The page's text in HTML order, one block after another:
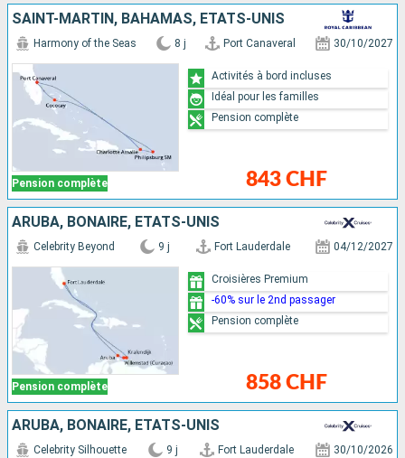
SAINT-MARTIN, BAHAMAS, ÉTATS-UNIS
Pension complète
Harmony of the Seas 8 j Port Canaveral 30/10/2027
843 CHF
Activités à bord incluses
Idéal pour les familles
Pension complète
ARUBA, BONAIRE, ÉTATS-UNIS
Pension complète
Celebrity Beyond 9 j Fort Lauderdale 04/12/2027
858 CHF
Croisières Premium
-60% sur le 2nd passager
Pension complète
ARUBA, BONAIRE, ÉTATS-UNIS
Celebrity Silhouette 9 j Fort Lauderdale 30/10/2026